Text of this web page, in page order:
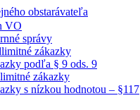
obstarávateľa
VO
správy
zákazky
podľa § 9 ods. 9
zákazky
s nízkou hodnotou – §117